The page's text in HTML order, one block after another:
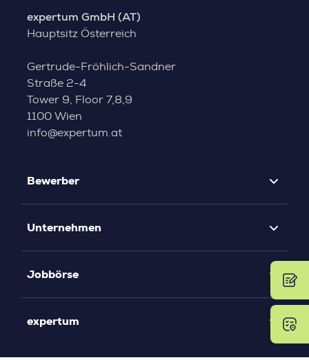
expertum GmbH (AT)
Hauptsitz Österreich
Gertrude-Fröhlich-Sandner
Straße 2-4
Tower 9, Floor 7,8,9
1100 Wien
info@expertum.at
Bewerber
Unternehmen
Jobbörse
expertum